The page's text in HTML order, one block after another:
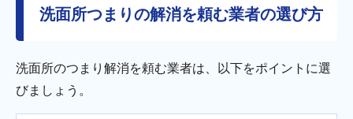
洗面所つまりの解消を頼む業者の選び方
洗面所のつまり解消を頼む業者は、以下をポイントに選
びましょう。